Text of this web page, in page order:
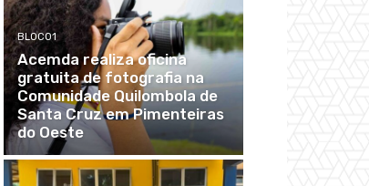
BLOCO1
Acemda realiza oficina
gratuita de fotografia na
Comunidade Quilombola de
Santa Cruz em Pimenteiras
do Oeste